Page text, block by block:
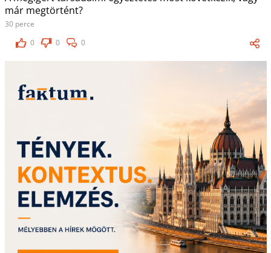
már megtörtént?
30 perce
0
0 0